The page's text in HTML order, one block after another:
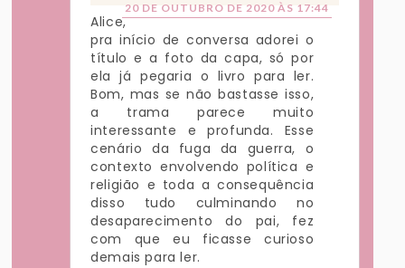
20 DE OUTUBRO DE 2020 ÀS 17:44
Alice,
pra início de conversa adorei o
título e a foto da capa, só por
ela já pegaria o livro para ler.
Bom, mas se não bastasse isso,
a trama parece muito
interessante e profunda. Esse
cenário da fuga da guerra, o
contexto envolvendo política e
religião e toda a consequência
disso tudo culminando no
desaparecimento do pai, fez
com que eu ficasse curioso
demais para ler.